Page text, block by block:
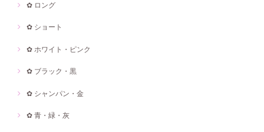
✿ ロング
✿ ショート
✿ ホワイト・ピンク
✿ ブラック・黒
✿ シャンパン・金
✿ 青・緑・灰